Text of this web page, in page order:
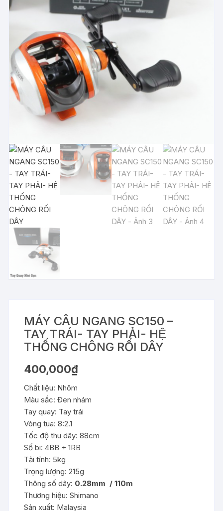
MÁY CÂU NGANG SC150 –
TAY TRÁI- TAY PHẢI- HỆ
THỐNG CHÔNG RỐI DÂY
400,000₫
Chất liệu: Nhôm
Màu sắc: Đen nhám
Tay quay: Tay trái
Vòng tua: 8:2.1
Tốc độ thu dây: 88cm
Số bi: 4BB + 1RB
Tải tĩnh: 5kg
Trọng lượng: 215g
Thông số dây: 0.28mm / 110m
Thương hiệu: Shimano
Sản xuất: Malaysia